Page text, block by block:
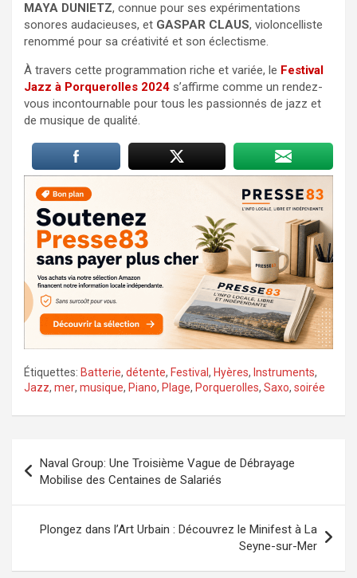
MAYA DUNIETZ, connue pour ses expérimentations
sonores audacieuses, et GASPAR CLAUS, violoncelliste
renommé pour sa créativité et son éclectisme.
À travers cette programmation riche et variée, le Festival
Jazz à Porquerolles 2024 s’affirme comme un rendez-
vous incontournable pour tous les passionnés de jazz et
de musique de qualité.
Étiquettes: Batterie, détente, Festival, Hyères, Instruments,
Jazz, mer, musique, Piano, Plage, Porquerolles, Saxo, soirée
de
l’article
Naval Group: Une Troisième Vague de Débrayage
Mobilise des Centaines de Salariés
Plongez dans l’Art Urbain : Découvrez le Minifest à La
Seyne-sur-Mer